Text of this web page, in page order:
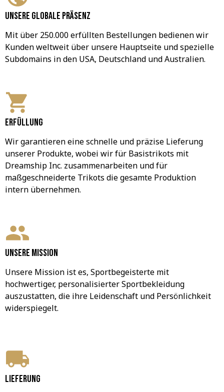
Unsere globale Präsenz
Mit über 250.000 erfüllten Bestellungen bedienen wir
Kunden weltweit über unsere Hauptseite und spezielle
Subdomains in den USA, Deutschland und Australien.
Erfüllung
Wir garantieren eine schnelle und präzise Lieferung
unserer Produkte, wobei wir für Basistrikots mit
Dreamship Inc. zusammenarbeiten und für
maßgeschneiderte Trikots die gesamte Produktion
intern übernehmen.
Unsere Mission
Unsere Mission ist es, Sportbegeisterte mit
hochwertiger, personalisierter Sportbekleidung
auszustatten, die ihre Leidenschaft und Persönlichkeit
widerspiegelt.
Lieferung